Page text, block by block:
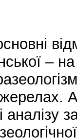
– на
аналізу